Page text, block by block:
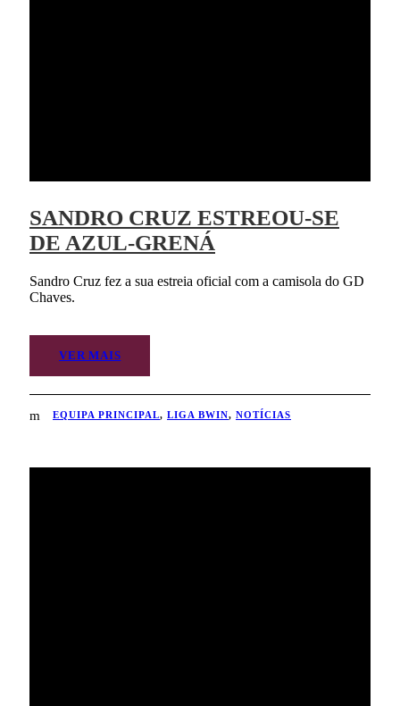
SANDRO CRUZ ESTREOU-SE
DE AZUL-GRENÁ
Sandro Cruz fez a sua estreia oficial com a camisola do GD
Chaves.
VER MAIS
EQUIPA PRINCIPAL, LIGA BWIN, NOTÍCIAS